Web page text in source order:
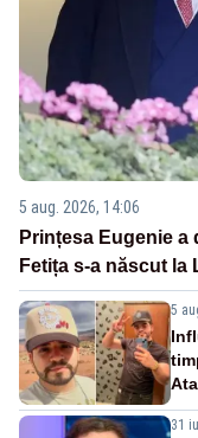
5 aug. 2026, 14:06
Prințesa Eugenie a
Fetița s-a născut la
5
31